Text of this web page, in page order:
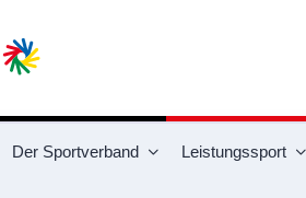
Der Sportverband Leistungssport